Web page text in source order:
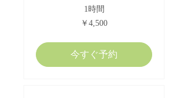
1時間
￥4,500
今すぐ予約